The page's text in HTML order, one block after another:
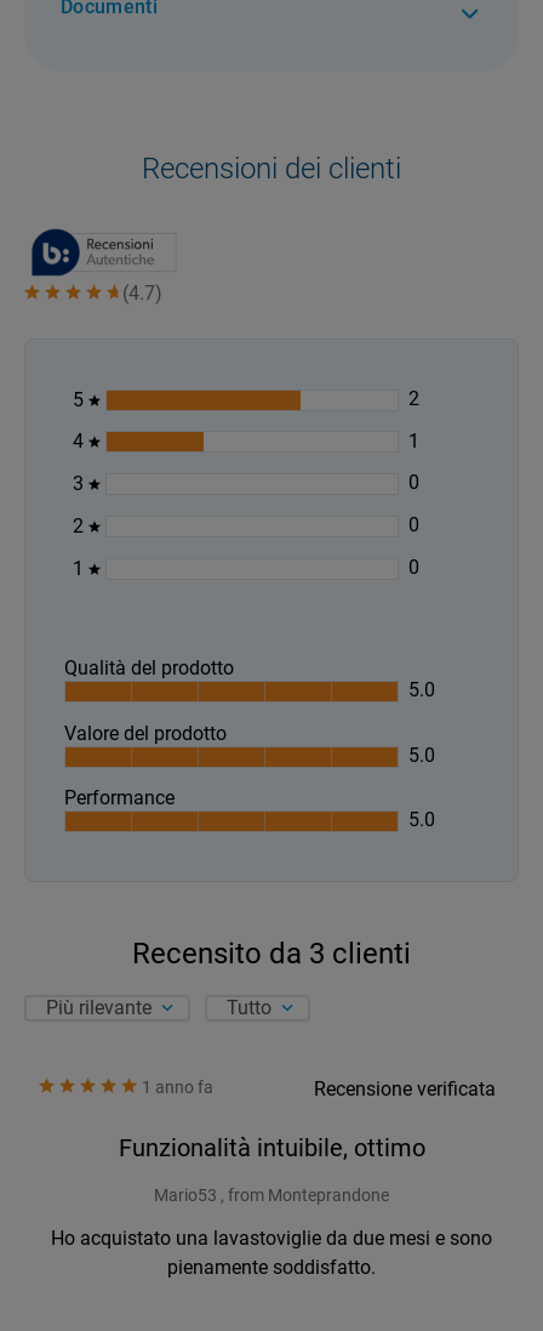
Documenti
Recensioni dei clienti
(4.7)
5
2
4
1
3
0
2
0
1
0
Qualità del prodotto
5.0
Valore del prodotto
5.0
Performance
5.0
Recensito da 3 clienti
Più rilevante Tutto
1 anno fa Recensione verificata
Funzionalità intuibile, ottimo
Mario53 , from Monteprandone
Ho acquistato una lavastoviglie da due mesi e sono
pienamente soddisfatto.